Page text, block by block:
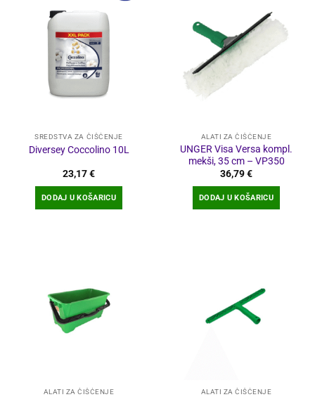
SREDSTVA ZA ČIŠĆENJE
Diversey Coccolino 10L
23,17€
DODAJ U KOŠARICU
ALATI ZA ČIŠĆENJE
UNGER Visa Versa kompl.
mekši, 35 cm – VP350
36,79€
DODAJ U KOŠARICU
ALATI ZA ČIŠĆENJE ALATI ZA ČIŠĆENJE